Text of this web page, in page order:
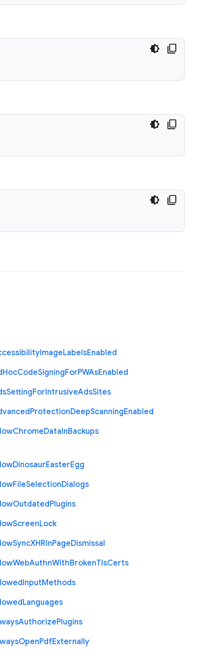
ImageLabelsEnabled
HocCodeSigningForPWAsEnabled
SettingForIntrusiveAdsSites
ProtectionDeepScanningEnabled
ChromeDataInBackups
DinosaurEasterEgg
FileSelectionDialogs
OutdatedPlugins
ScreenLock
SyncXHRInPageDismissal
WebAuthnWithBrokenTlsCerts
InputMethods
Languages
AuthorizePlugins
OpenPdfExternally